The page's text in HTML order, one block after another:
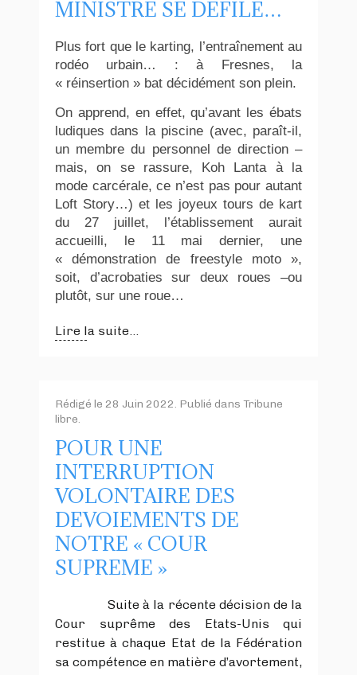
MINISTRE SE DEFILE…
Plus fort que le karting, l’entraînement au
rodéo urbain… : à Fresnes, la
« réinsertion » bat décidément son plein.
On apprend, en effet, qu’avant les ébats
ludiques dans la piscine (avec, paraît-il,
un membre du personnel de direction –
mais, on se rassure, Koh Lanta à la
mode carcérale, ce n’est pas pour autant
Loft Story…) et les joyeux tours de kart
du 27 juillet, l’établissement aurait
accueilli, le 11 mai dernier, une
« démonstration de freestyle moto »,
soit, d’acrobaties sur deux roues –ou
plutôt, sur une roue…
Lire la suite...
Rédigé le 28 Juin 2022. Publié dans Tribune
libre.
POUR UNE
INTERRUPTION
VOLONTAIRE DES
DEVOIEMENTS DE
NOTRE « COUR
SUPREME »
Suite à la récente décision de la
Cour suprême des Etats-Unis qui
restitue à chaque Etat de la Fédération
sa compétence en matière d’avortement,